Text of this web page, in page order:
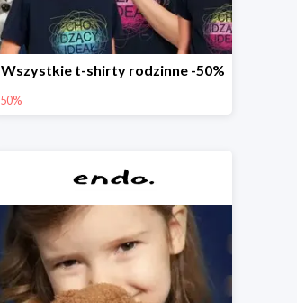
Wszystkie t-shirty rodzinne -50%
50%